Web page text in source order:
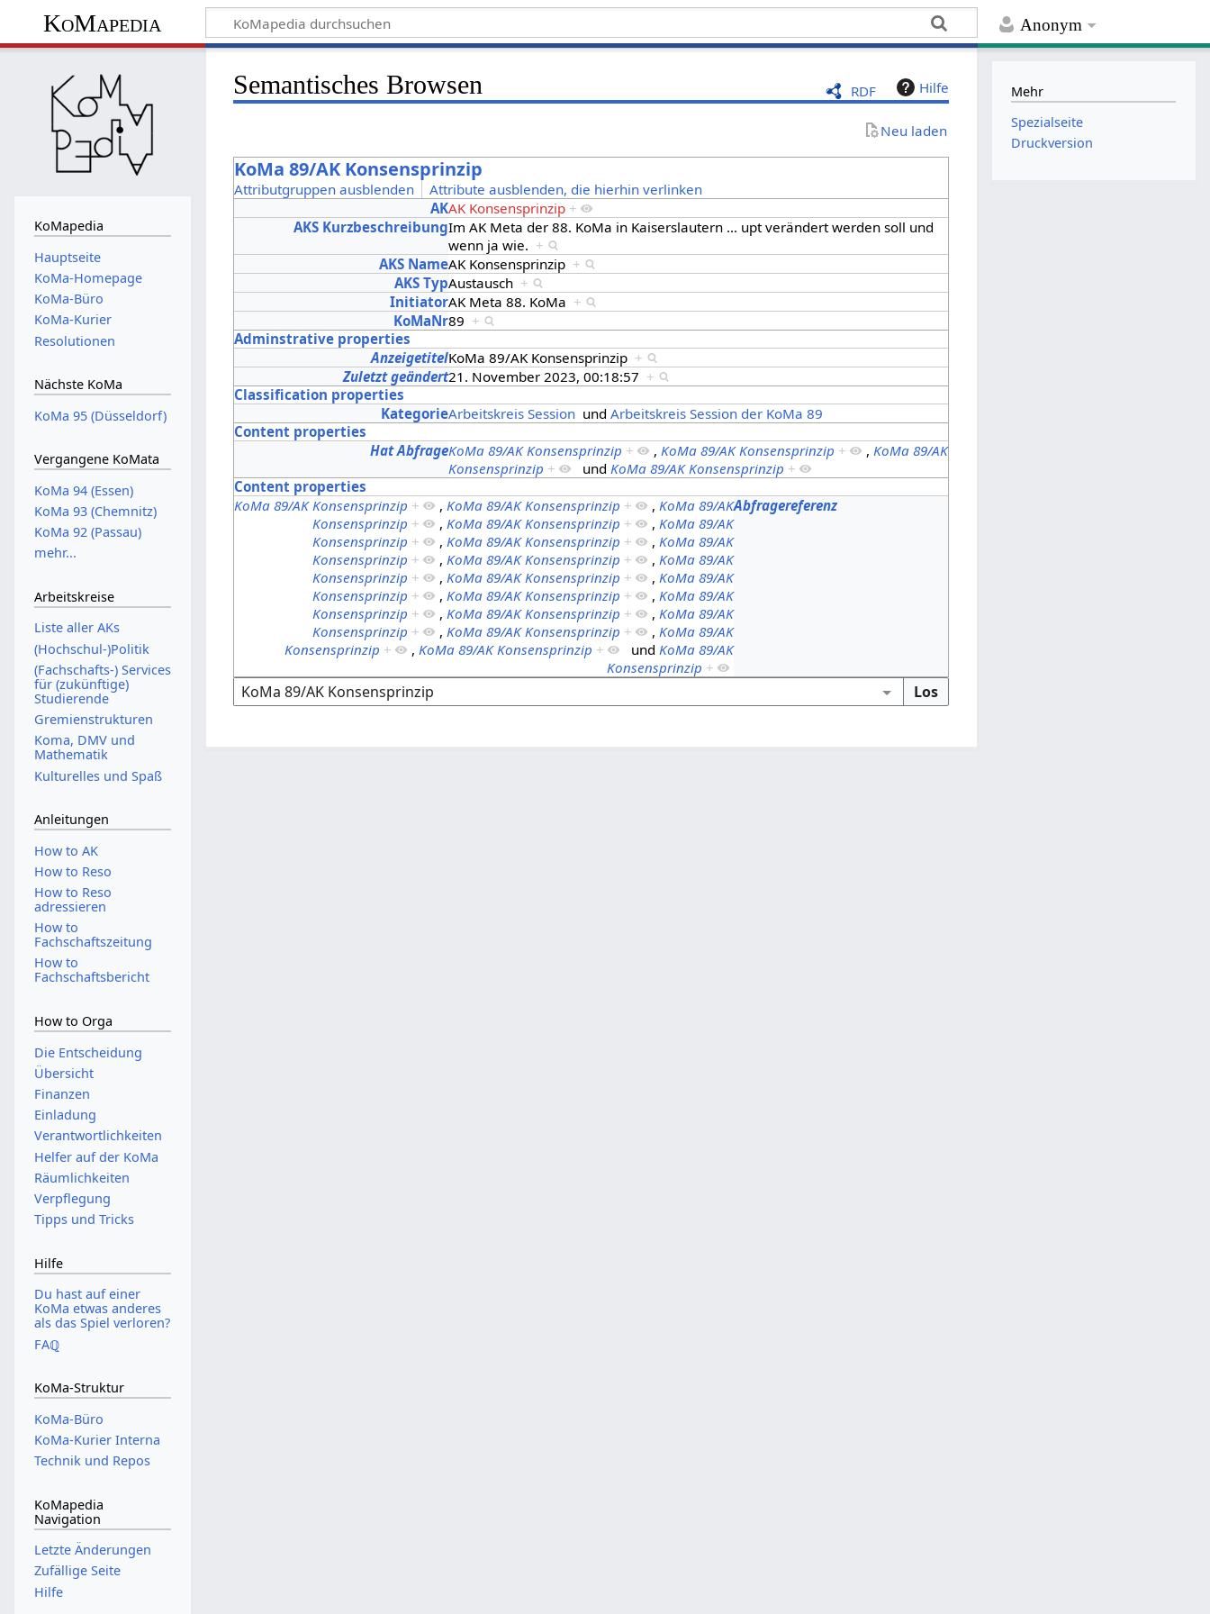
Anonym
KoMapedia
RDF Hilfe
Semantisches Browsen
Neu laden
KoMa 89/AK Konsensprinzip
Attributgruppen ausblenden
Attribute ausblenden, die hierhin verlinken
AKAK Konsensprinzip +
AKS KurzbeschreibungIm AK Meta der 88. KoMa in Kaiserslautern … upt verändert werden soll und
wenn ja wie. +
AKS NameAK Konsensprinzip +
AKS TypAustausch +
InitiatorAK Meta 88. KoMa +
KoMaNr89 +
Adminstrative properties
AnzeigetitelKoMa 89/AK Konsensprinzip +
Zuletzt geändert21. November 2023, 00:18:57 +
Classification properties
KategorieArbeitskreis Session undArbeitskreis Session der KoMa 89
Content properties
Hat AbfrageKoMa 89/AK Konsensprinzip + , KoMa 89/AK Konsensprinzip + , KoMa 89/AK
Konsensprinzip + und KoMa 89/AK Konsensprinzip +
Content properties
Abfragereferenz
KoMa 89/AK Konsensprinzip + , KoMa 89/AK Konsensprinzip + , KoMa 89/AK
Konsensprinzip + , KoMa 89/AK Konsensprinzip + , KoMa 89/AK
Konsensprinzip + , KoMa 89/AK Konsensprinzip + , KoMa 89/AK
Konsensprinzip + , KoMa 89/AK Konsensprinzip + , KoMa 89/AK
Konsensprinzip + , KoMa 89/AK Konsensprinzip + , KoMa 89/AK
Konsensprinzip + , KoMa 89/AK Konsensprinzip + , KoMa 89/AK
Konsensprinzip + , KoMa 89/AK Konsensprinzip + , KoMa 89/AK
Konsensprinzip + , KoMa 89/AK Konsensprinzip + , KoMa 89/AK
Konsensprinzip + , KoMa 89/AK Konsensprinzip + und KoMa 89/AK
Konsensprinzip +
KoMapedia
Hauptseite
KoMa-Homepage
KoMa-Büro
KoMa-Kurier
Resolutionen
Nächste KoMa
KoMa 95 (Düsseldorf)
Vergangene KoMata
KoMa 94 (Essen)
KoMa 93 (Chemnitz)
KoMa 92 (Passau)
mehr...
Arbeitskreise
Liste aller AKs
(Hochschul-)Politik
(Fachschafts-) Services
für (zukünftige)
Studierende
Gremienstrukturen
Koma, DMV und
Mathematik
Kulturelles und Spaß
Anleitungen
How to AK
How to Reso
How to Reso
adressieren
How to
Fachschaftszeitung
How to
Fachschaftsbericht
How to Orga
Die Entscheidung
Übersicht
Finanzen
Einladung
Verantwortlichkeiten
Helfer auf der KoMa
Räumlichkeiten
Verpflegung
Tipps und Tricks
Hilfe
Du hast auf einer
KoMa etwas anderes
als das Spiel verloren?
FAℚ
KoMa-Struktur
KoMa-Büro
KoMa-Kurier Interna
Technik und Repos
KoMapedia
Navigation
Letzte Änderungen
Zufällige Seite
Hilfe
Mehr
Spezialseite
Druckversion